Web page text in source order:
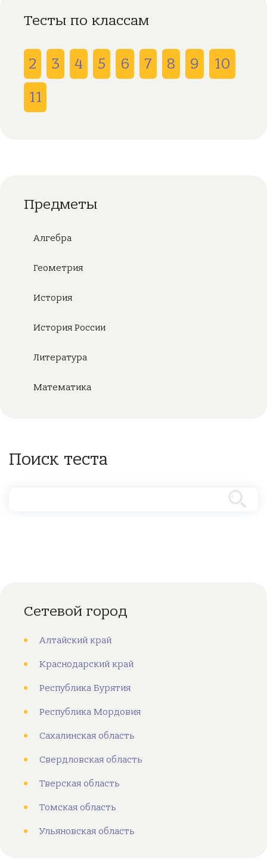
Тесты по классам
2 3 4 5 6 7 8 9
10
11
Предметы
Алгебра
Геометрия
История
История России
Литература
Математика
Поиск теста
Сетевой город
Алтайский край
Краснодарский край
Республика Бурятия
Республика Мордовия
Сахалинская область
Свердловская область
Тверская область
Томская область
Ульяновская область